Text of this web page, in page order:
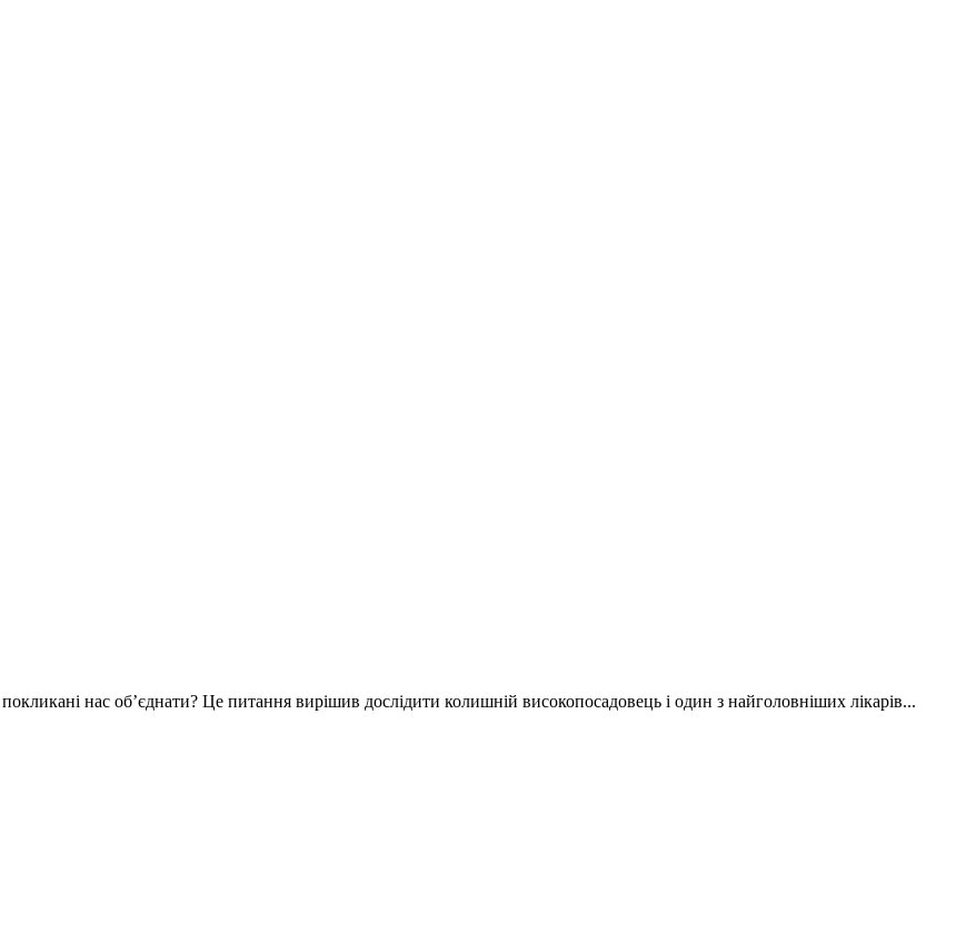
нас об’єднати? Це питання вирішив дослідити колишній високопосадовець і один з найголовніших лікарів...